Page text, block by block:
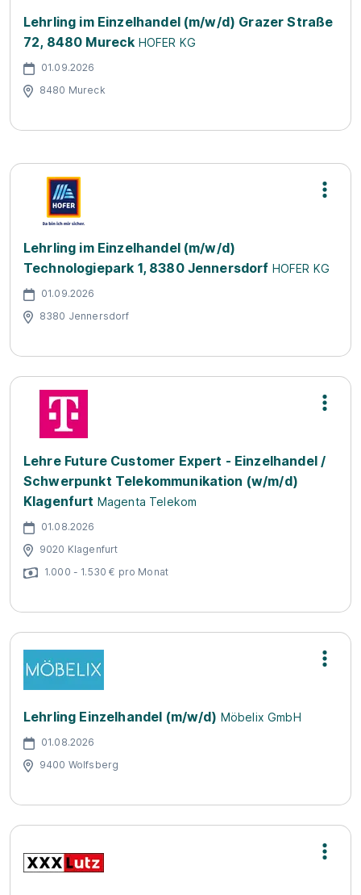
Lehrling im Einzelhandel (m/w/d) Grazer Straße
72, 8480 Mureck HOFER KG
01.09.2026
8480 Mureck
Lehrling im Einzelhandel (m/w/d)
Technologiepark 1, 8380 Jennersdorf HOFER KG
01.09.2026
8380 Jennersdorf
Lehre Future Customer Expert - Einzelhandel /
Schwerpunkt Telekommunikation (w/m/d)
Klagenfurt Magenta Telekom
01.08.2026
9020 Klagenfurt
1.000 - 1.530 € pro Monat
Lehrling Einzelhandel (m/w/d) Möbelix GmbH
01.08.2026
9400 Wolfsberg